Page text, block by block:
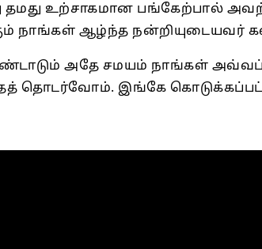
உற்சாகமான பங்கேற்பால்
நாங்கள் ஆழ்ந்த நன்றியுடையவர்
அதே சமயம் நாங்கள்
தொடர்வோம். இங்கே